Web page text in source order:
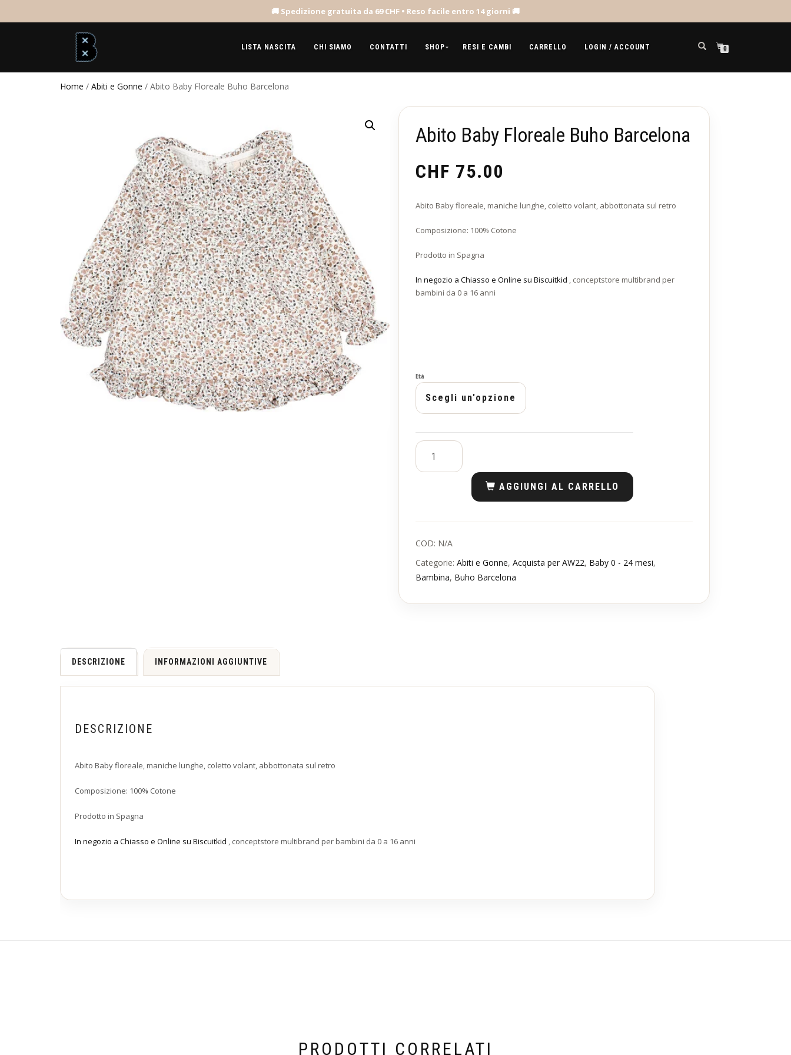
LISTA NASCITA CHI SIAMO CONTATTI SHOP RESI E CAMBI CARRELLO LOGIN / ACCOUNT 0
Home / Abiti e Gonne / Abito Baby Floreale Buho Barcelona
Abito Baby Floreale Buho Barcelona
CHF 75.00
Abito Baby floreale, maniche lunghe, coletto volant, abbottonata sul retro
Composizione: 100% Cotone
Prodotto in Spagna
In negozio a Chiasso e Online su Biscuitkid , conceptstore multibrand per
bambini da 0 a 16 anni
Età
AGGIUNGI AL CARRELLO
COD: N/A
Categorie: Abiti e Gonne, Acquista per AW22, Baby 0 - 24 mesi,
Bambina, Buho Barcelona
DESCRIZIONE INFORMAZIONI AGGIUNTIVE
DESCRIZIONE
Abito Baby floreale, maniche lunghe, coletto volant, abbottonata sul retro
Composizione: 100% Cotone
Prodotto in Spagna
In negozio a Chiasso e Online su Biscuitkid , conceptstore multibrand per bambini da 0 a 16 anni
PRODOTTI CORRELATI